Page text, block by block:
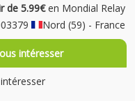
de 5.99€en Mondial Relay
Nord (59) - France
intéresser